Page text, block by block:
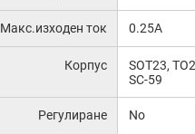
Макс.изходен ток 0.25A
Корпус
SOT23,
SC-59
Регулиране No